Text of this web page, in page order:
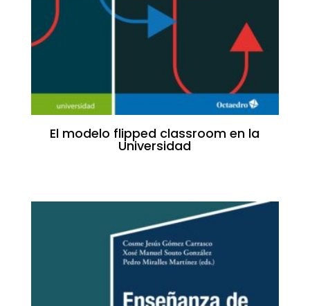
El modelo flipped classroom en la
Universidad